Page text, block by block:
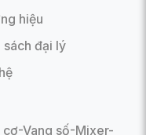
hiệu
sách đại lý
cơ-Vang số-Mixer-